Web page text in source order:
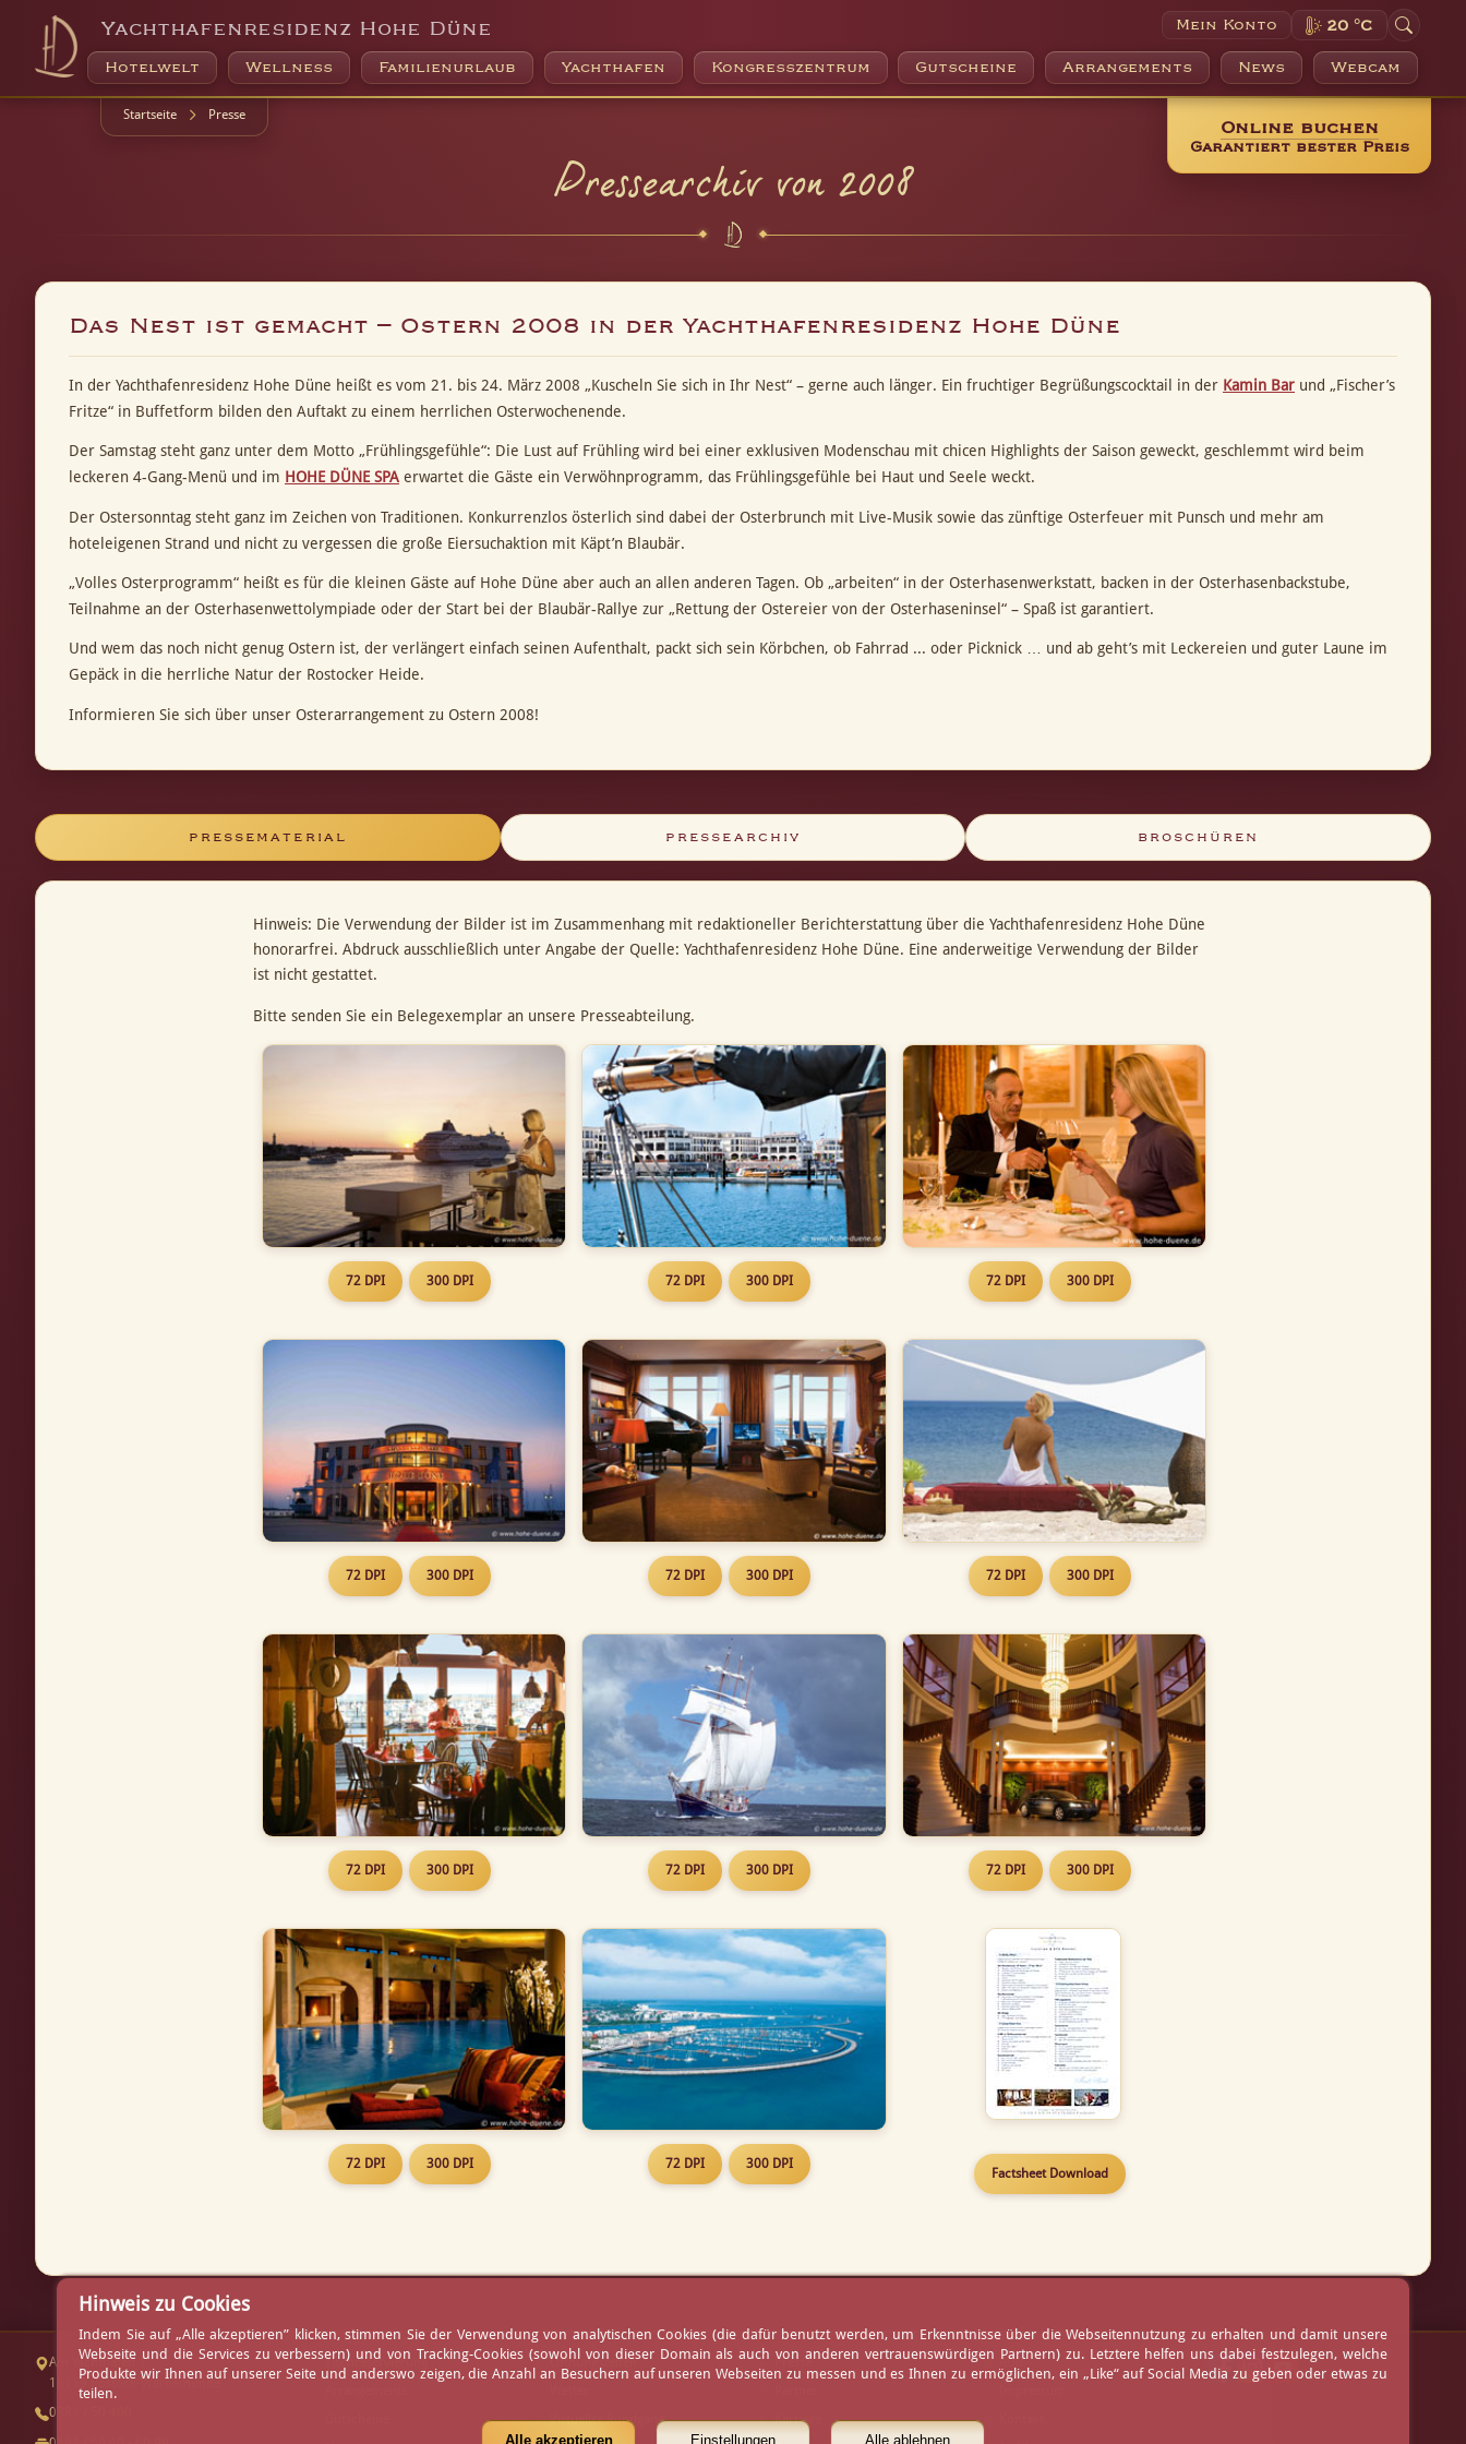
Yachthafenresidenz Hohe Düne
Hotelwelt Wellness Familienurlaub Yachthafen Kongresszentrum Gutscheine Arrangements News Webcam
Mein Konto 20 °C
Online buchen
Garantiert bester Preis
Startseite Presse
Pressearchiv von 2008
Das Nest ist gemacht – Ostern 2008 in der Yachthafenresidenz Hohe Düne
In der Yachthafenresidenz Hohe Düne heißt es vom 21. bis 24. März 2008 „Kuscheln Sie sich in Ihr Nest“ – gerne auch länger. Ein fruchtiger Begrüßungscocktail in der Kamin Bar und „Fischer’s
Fritze“ in Buffetform bilden den Auftakt zu einem herrlichen Osterwochenende.
Der Samstag steht ganz unter dem Motto „Frühlingsgefühle“: Die Lust auf Frühling wird bei einer exklusiven Modenschau mit chicen Highlights der Saison geweckt, geschlemmt wird beim
leckeren 4-Gang-Menü und im HOHE DÜNE SPA erwartet die Gäste ein Verwöhnprogramm, das Frühlingsgefühle bei Haut und Seele weckt.
Der Ostersonntag steht ganz im Zeichen von Traditionen. Konkurrenzlos österlich sind dabei der Osterbrunch mit Live-Musik sowie das zünftige Osterfeuer mit Punsch und mehr am
hoteleigenen Strand und nicht zu vergessen die große Eiersuchaktion mit Käpt’n Blaubär.
„Volles Osterprogramm“ heißt es für die kleinen Gäste auf Hohe Düne aber auch an allen anderen Tagen. Ob „arbeiten“ in der Osterhasenwerkstatt, backen in der Osterhasenbackstube,
Teilnahme an der Osterhasenwettolympiade oder der Start bei der Blaubär-Rallye zur „Rettung der Ostereier von der Osterhaseninsel“ – Spaß ist garantiert.
Und wem das noch nicht genug Ostern ist, der verlängert einfach seinen Aufenthalt, packt sich sein Körbchen, ob Fahrrad ... oder Picknick … und ab geht’s mit Leckereien und guter Laune im
Gepäck in die herrliche Natur der Rostocker Heide.
Informieren Sie sich über unser Osterarrangement zu Ostern 2008!
PRESSEMATERIAL PRESSEARCHIV BROSCHÜREN
Hinweis: Die Verwendung der Bilder ist im Zusammenhang mit redaktioneller Berichterstattung über die Yachthafenresidenz Hohe Düne
honorarfrei. Abdruck ausschließlich unter Angabe der Quelle: Yachthafenresidenz Hohe Düne. Eine anderweitige Verwendung der Bilder
ist nicht gestattet.
Bitte senden Sie ein Belegexemplar an unsere Presseabteilung.
72 DPI 300 DPI 72 DPI 300 DPI 72 DPI 300 DPI
72 DPI 300 DPI 72 DPI 300 DPI 72 DPI 300 DPI
72 DPI 300 DPI 72 DPI 300 DPI 72 DPI 300 DPI
72 DPI 300 DPI 72 DPI 300 DPI
Factsheet Download
Am Yachthafen 1
18119 Rostock-Warnemünde
0381 / 50 400
Tischreservierung
Öffnungszeiten
Virtueller Rundgang
Presse
Karriere
AGB
Hinweis zu Cookies
Indem Sie auf „Alle akzeptieren” klicken, stimmen Sie der Verwendung von analytischen Cookies (die dafür benutzt werden, um Erkenntnisse über die Webseitennutzung zu erhalten und damit unsere
Webseite und die Services zu verbessern) und von Tracking-Cookies (sowohl von dieser Domain als auch von anderen vertrauenswürdigen Partnern) zu. Letztere helfen uns dabei festzulegen, welche
Produkte wir Ihnen auf unserer Seite und anderswo zeigen, die Anzahl an Besuchern auf unseren Webseiten zu messen und es Ihnen zu ermöglichen, ein „Like“ auf Social Media zu geben oder etwas zu
teilen.
Alle akzeptieren Einstellungen Alle ablehnen